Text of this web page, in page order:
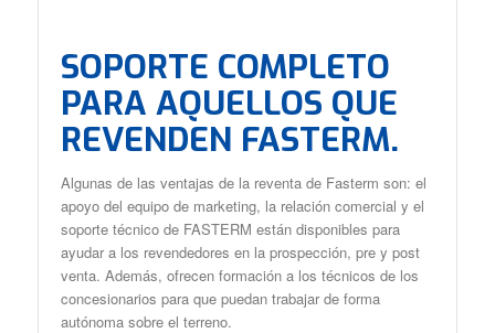
SOPORTE COMPLETO
PARA AQUELLOS QUE
REVENDEN FASTERM.
Algunas de las ventajas de la reventa de Fasterm son: el
apoyo del equipo de marketing, la relación comercial y el
soporte técnico de FASTERM están disponibles para
ayudar a los revendedores en la prospección, pre y post
venta. Además, ofrecen formación a los técnicos de los
concesionarios para que puedan trabajar de forma
autónoma sobre el terreno.